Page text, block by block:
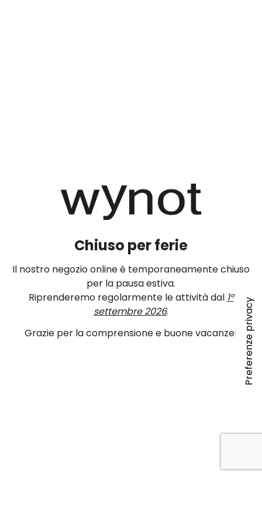
Chiuso per ferie
Il nostro negozio online è temporaneamente chiuso
per la pausa estiva.
Riprenderemo regolarmente le attività dal 1°
settembre 2026.
Grazie per la comprensione e buone vacanze!